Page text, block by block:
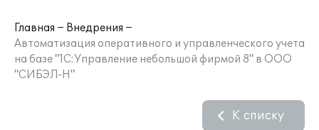
Главная
Внедрения
Автоматизация оперативного и управленческого учета
на базе "1С:Управление небольшой фирмой 8" в ООО
"СИБЭЛ-Н"
К списку